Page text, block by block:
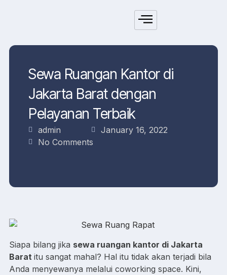
Sewa Ruangan Kantor di
Jakarta Barat dengan
Pelayanan Terbaik
admin
January 16, 2022
No Comments
Siapa bilang jika sewa ruangan kantor di Jakarta
Barat itu sangat mahal? Hal itu tidak akan terjadi bila
Anda menyewanya melalui coworking space. Kini,